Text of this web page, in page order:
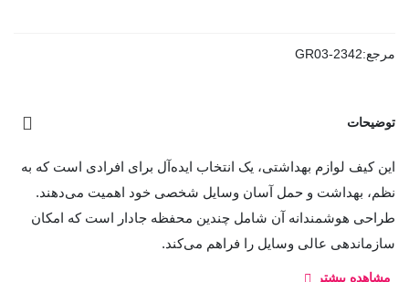
مرجع:GR03-2342
توضیحات
این کیف لوازم بهداشتی، یک انتخاب ایده‌آل برای افرادی است که به
نظم، بهداشت و حمل آسان وسایل شخصی خود اهمیت می‌دهند.
طراحی هوشمندانه آن شامل چندین محفظه جادار است که امکان
سازماندهی عالی وسایل را فراهم می‌کند.
مشاهده بیشتر